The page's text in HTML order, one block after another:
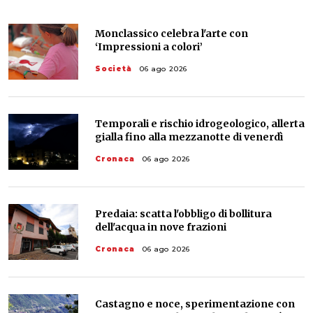
Monclassico celebra l'arte con
‘Impressioni a colori’
Società 06 ago 2026
Temporali e rischio idrogeologico, allerta
gialla fino alla mezzanotte di venerdì
Cronaca 06 ago 2026
Predaia: scatta l'obbligo di bollitura
dell'acqua in nove frazioni
Cronaca 06 ago 2026
Castagno e noce, sperimentazione con